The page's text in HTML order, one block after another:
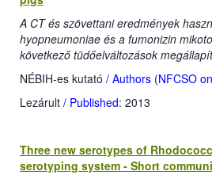
A CT és szövettani eredmények
hyopneumoniae és a fumonizin
következő tüdőelváltozások
NÉBIH-es kutató / Authors (NFCSO
Lezárult / Published: 2013
Three new serotypes of
serotyping system - Short